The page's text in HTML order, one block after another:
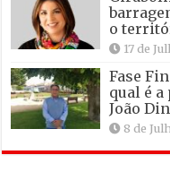
o
17 de
Fase
qual é
João
8 de